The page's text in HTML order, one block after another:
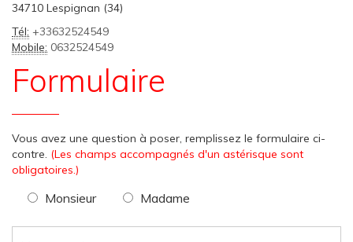
34710 Lespignan (34)
Tél: +33632524549
Mobile: 0632524549
Formulaire
Vous avez une question à poser, remplissez le formulaire ci-
contre. (Les champs accompagnés d'un astérisque sont
obligatoires.)
Monsieur Madame